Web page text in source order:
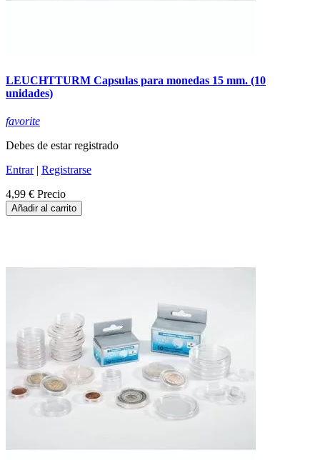
LEUCHTTURM Capsulas para monedas 15 mm. (10
unidades)
favorite
Debes de estar registrado
Entrar| Registrarse
4,99 € Precio
Añadir al carrito